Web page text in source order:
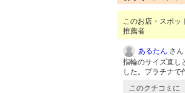
このお店・スポッ
推薦者
あるたん さ
指輪のサイズ直し
した。プラチナで
このクチコミに